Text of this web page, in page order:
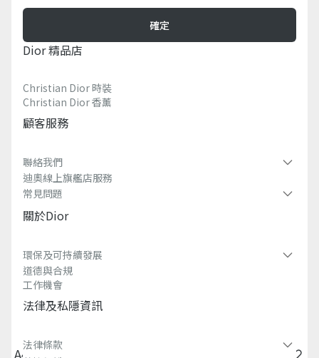
A4 小袋
確定
Dior 精品店
Christian Dior 時裝
Christian Dior 香薰​
顧客服務
聯絡我們
迪奧線上旗艦店服務
常見問題​
關於dior
環保及可持續發展​
道德與合規
工作機會
法律及私隱資訊​
法律條款